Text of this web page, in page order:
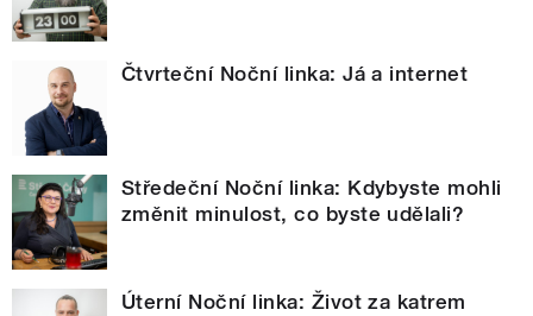
Čtvrteční Noční linka: Já a internet
Středeční Noční linka: Kdybyste mohli
změnit minulost, co byste udělali?
Úterní Noční linka: Život za katrem